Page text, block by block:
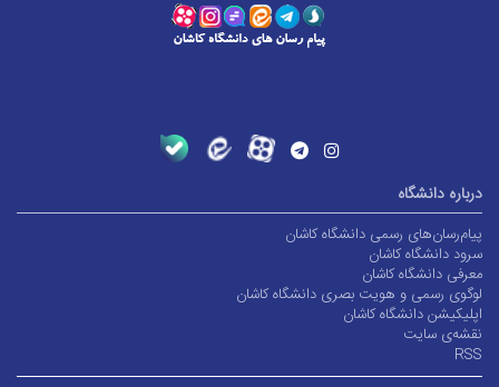
درباره دانشگاه
پیام‌رسان‌های رسمی دانشگاه کاشان
سرود دانشگاه کاشان
معرفی دانشگاه کاشان
لوگوی رسمی و هویت بصری دانشگاه کاشان
اپلیکیشن دانشگاه کاشان
نقشه‌ی سایت
RSS